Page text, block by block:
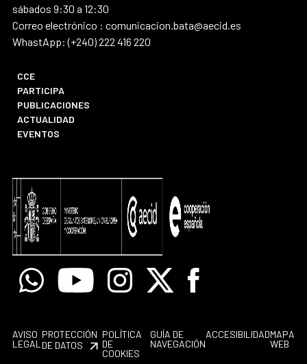
sábados 9:30 a 12:30
Correo electrónico : comunicacion.bata@aecid.es
WhastApp: (+240) 222 416 220
CCE
PARTICIPA
PUBLICACIONES
ACTUALIDAD
EVENTOS
WhatsappYoutube Instagram
X Facebook
AVISO
LEGAL
PROTECCIÓN
DE DATOS
POLÍTICA
DE
COOKIES
GUÍA DE
NAVEGACIÓN
ACCESIBILIDADMAPA
WEB